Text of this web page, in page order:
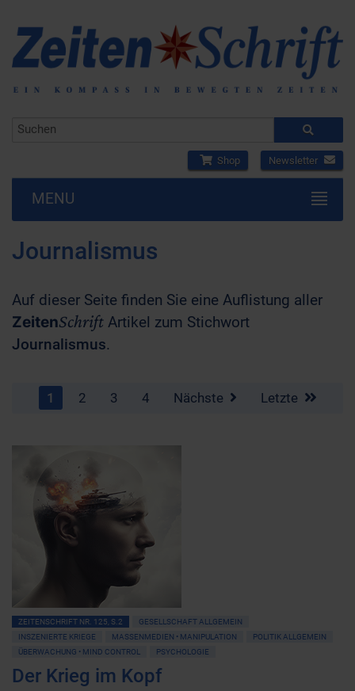
Shop Newsletter
MENU
Journalismus
Auf dieser Seite finden Sie eine Auflistung aller
ZeitenSchrift Artikel zum Stichwort
Journalismus.
1 2 3 4 Nächste Letzte
ZEITENSCHRIFT NR. 125, S.2
GESELLSCHAFT ALLGEMEIN
INSZENIERTE KRIEGE
MASSENMEDIEN • MANIPULATION
POLITIK ALLGEMEIN
ÜBERWACHUNG • MIND CONTROL
PSYCHOLOGIE
Der Krieg im Kopf